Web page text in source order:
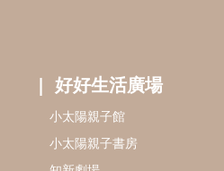
好好生活廣場
小太陽親子館
小太陽親子書房